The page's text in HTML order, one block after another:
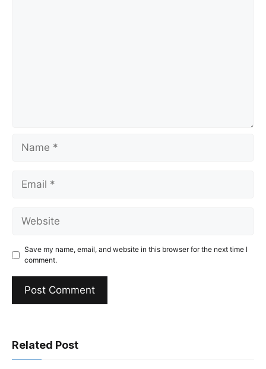
Name
Email
Website
Save my name, email, and website in this browser for the next time I
comment.
Related Post